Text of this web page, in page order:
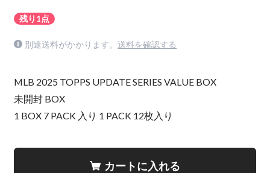
残り1点
別途送料がかかります。 送料を確認する
MLB 2025 TOPPS UPDATE SERIES VALUE BOX
未開封 BOX
1 BOX 7 PACK 入り 1 PACK 12枚入り
カートに入れる